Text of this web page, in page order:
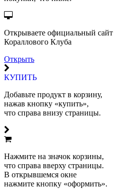
Открываете официальный сайт
Кораллового Клуба
Открыть
КУПИТЬ
Добавьте продукт в корзину,
нажав кнопку «купить»,
что справа внизу страницы.
Нажмите на значок корзины,
что справа вверху страницы.
В открывшемся окне
нажмите кнопку «оформить».